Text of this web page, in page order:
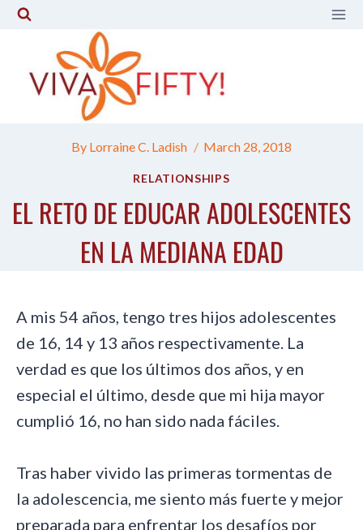
Skip
content
By Lorraine C. Ladish March 28, 2018
RELATIONSHIPS
EL RETO DE EDUCAR ADOLESCENTES
EN LA MEDIANA EDAD
A mis 54 años, tengo tres hijos adolescentes
de 16, 14 y 13 años respectivamente. La
verdad es que los últimos dos años, y en
especial el último, desde que mi hija mayor
cumplió 16, no han sido nada fáciles.
Tras haber vivido las primeras tormentas de
la adolescencia, me siento más fuerte y mejor
preparada para enfrentar los desafíos por